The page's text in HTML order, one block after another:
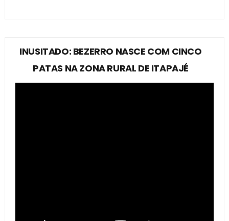
INUSITADO: BEZERRO NASCE COM CINCO
PATAS NA ZONA RURAL DE ITAPAJÉ